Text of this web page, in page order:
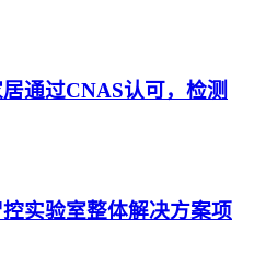
通过CNAS认可，检测
实验室整体解决方案项